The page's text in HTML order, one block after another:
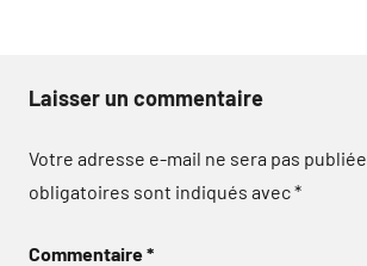
Laisser un commentaire
Votre adresse e-mail ne sera pas publiée.
obligatoires sont indiqués avec*
Commentaire*